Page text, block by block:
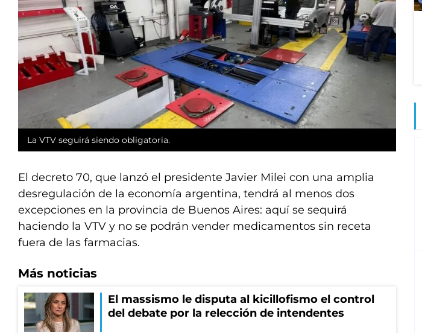
La VTV seguirá siendo obligatoria.
El decreto 70, que lanzó el presidente Javier Milei con una amplia
desregulación de la economía argentina, tendrá al menos dos
excepciones en la provincia de Buenos Aires: aquí se sequirá
haciendo la VTV y no se podrán vender medicamentos sin receta
fuera de las farmacias.
Más noticias
El massismo le disputa al kicillofismo el control
del debate por la relección de intendentes